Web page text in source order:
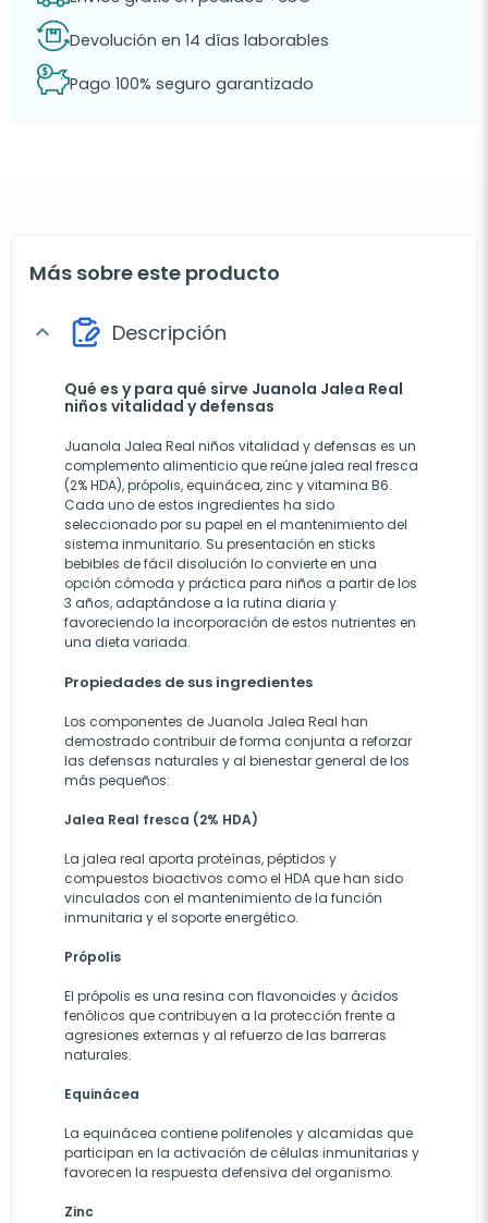
Devolución en 14 días laborables
Pago 100% seguro garantizado
Más sobre este producto
expand_more Descripción
Qué es y para qué sirve Juanola Jalea Real
niños vitalidad y defensas
Juanola Jalea Real niños vitalidad y defensas es un
complemento alimenticio que reúne jalea real fresca
(2% HDA), própolis, equinácea, zinc y vitamina B6.
Cada uno de estos ingredientes ha sido
seleccionado por su papel en el mantenimiento del
sistema inmunitario. Su presentación en sticks
bebibles de fácil disolución lo convierte en una
opción cómoda y práctica para niños a partir de los
3 años, adaptándose a la rutina diaria y
favoreciendo la incorporación de estos nutrientes en
una dieta variada.
Propiedades de sus ingredientes
Los componentes de Juanola Jalea Real han
demostrado contribuir de forma conjunta a reforzar
las defensas naturales y al bienestar general de los
más pequeños:
Jalea Real fresca (2% HDA)
La jalea real aporta proteínas, péptidos y
compuestos bioactivos como el HDA que han sido
vinculados con el mantenimiento de la función
inmunitaria y el soporte energético.
Própolis
El própolis es una resina con flavonoides y ácidos
fenólicos que contribuyen a la protección frente a
agresiones externas y al refuerzo de las barreras
naturales.
Equinácea
La equinácea contiene polifenoles y alcamidas que
participan en la activación de células inmunitarias y
favorecen la respuesta defensiva del organismo.
Zinc